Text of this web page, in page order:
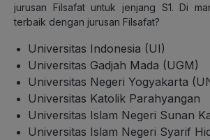
jurusan Filsafat untuk jenjang S1. Di
terbaik dengan jurusan Filsafat?
Universitas Indonesia (UI)
Universitas Gadjah Mada (UGM)
Universitas Negeri Yogyakarta
Universitas Katolik Parahyangan
Universitas Islam Negeri Sunan
Universitas Islam Negeri Syarif